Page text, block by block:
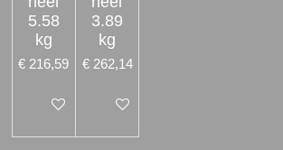
5.58
kg
€ 216,59
In winkelwagen
3.89
kg
€ 262,14
In winkelwagen